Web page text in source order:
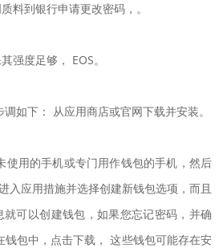
料到银行申请更改密码，。
强度足够， EOS。
如下： 从应用商店或官网下载并安装。
使用的手机或专门用作钱包的手机，然后
入应用措施并选择创建新钱包选项，而且
可以创建钱包，如果您忘记密码，并确
包中，点击下载， 这些钱包可能存在安